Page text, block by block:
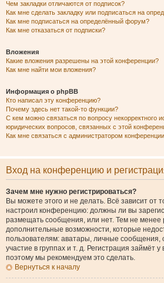
Чем закладки отличаются от подписок?
Как мне сделать закладку или подписаться на
Как мне подписаться на определённый форум?
Как мне отказаться от подписки?
Вложения
Какие вложения разрешены на этой конференции?
Как мне найти мои вложения?
Информация о phpBB
Кто написал эту конференцию?
Почему здесь нет такой-то функции?
С кем можно связаться по вопросу некорректного
юридических вопросов, связанных с этой
Как мне связаться с администратором
Вход на конференцию и
Зачем мне нужно регистрироваться?
Вы можете этого и не делать. Всё зависит от
настроил конференцию: должны ли вы
размещать сообщения, или нет. Тем не менее
дополнительные возможности, которые
пользователям: аватары, личные сообщения,
участие в группах и т. д. Регистрация займёт у
поэтому мы рекомендуем это сделать.
Вернуться к началу